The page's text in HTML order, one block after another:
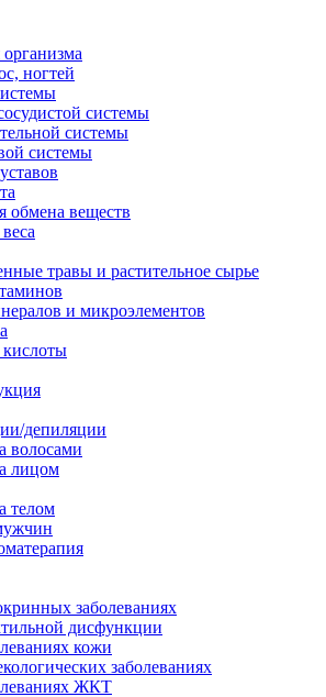
ногтей
системы
системы
системы
веществ
травы и растительное сырье
и микроэлементов
депиляции
волосами
лицом
телом
заболеваниях
дисфункции
кожи
заболеваниях
ЖКТ